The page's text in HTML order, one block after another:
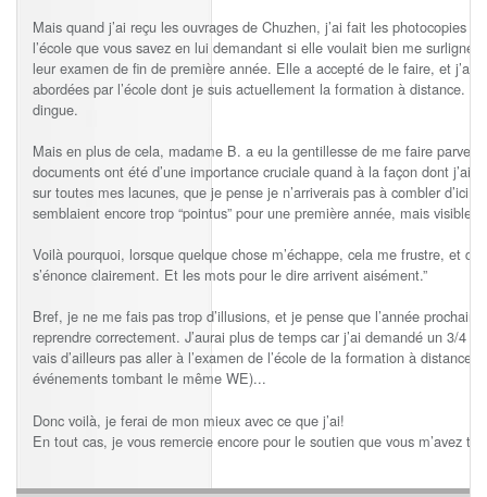
Mais quand j’ai reçu les ouvrages de Chuzhen, j’ai fait les photocopies
l’école que vous savez en lui demandant si elle voulait bien me
leur examen de fin de première année. Elle a accepté de le faire, et j’ai
abordées par l’école dont je suis actuellement la formation à distance.
dingue.
Mais en plus de cela, madame B. a eu la gentillesse de me faire
documents ont été d’une importance cruciale quand à la façon dont j’ai
sur toutes mes lacunes, que je pense je n’arriverais pas à combler d’ici
semblaient encore trop “pointus” pour une première année, mais
Voilà pourquoi, lorsque quelque chose m’échappe, cela me frustre, et
s’énonce clairement. Et les mots pour le dire arrivent aisément.”
Bref, je ne me fais pas trop d’illusions, et je pense que l’année
reprendre correctement. J’aurai plus de temps car j’ai demandé un 3/4
vais d’ailleurs pas aller à l’examen de l’école de la formation à
événements tombant le même WE)...
Donc voilà, je ferai de mon mieux avec ce que j’ai!
En tout cas, je vous remercie encore pour le soutien que vous m’avez